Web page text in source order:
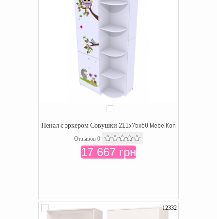
Пенал с эркером Совушки 211x75x50 MebelKon
Отзывов 0
17 667 грн
12332